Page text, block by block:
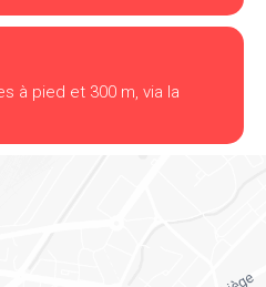
à pied et 300 m, via la